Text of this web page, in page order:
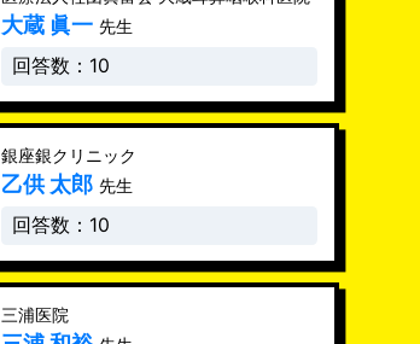
大蔵 眞一 先生
回答数：10
銀座銀クリニック
乙供 太郎 先生
回答数：10
三浦医院